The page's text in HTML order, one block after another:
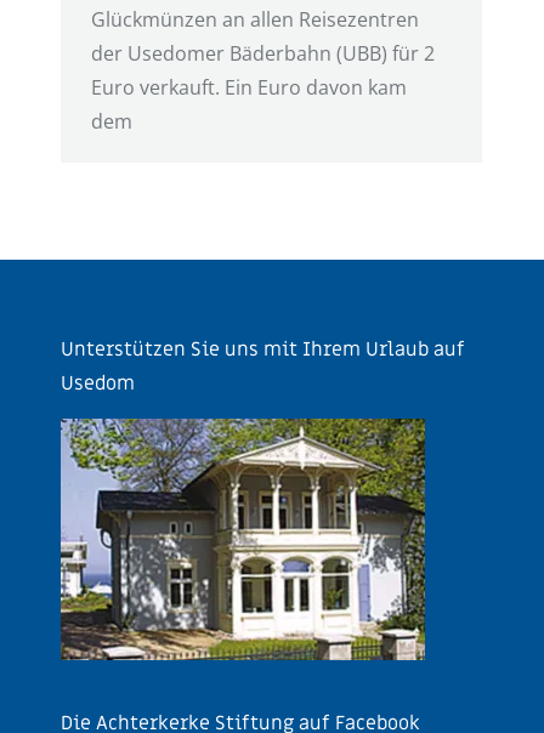
Glückmünzen an allen Reisezentren
der Usedomer Bäderbahn (UBB) für 2
Euro verkauft. Ein Euro davon kam
dem
Unterstützen Sie uns mit Ihrem Urlaub auf
Usedom
Die Achterkerke Stiftung auf Facebook